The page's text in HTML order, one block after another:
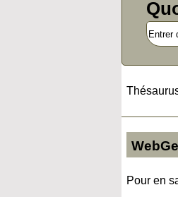
Pour en